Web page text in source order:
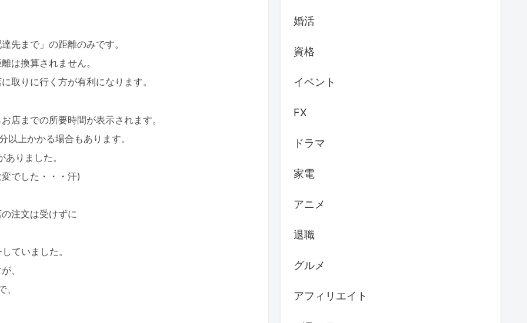
先まで」の距離のみです。
は換算されません。
取りに行く方が有利になります。
店までの所要時間が表示されます。
上かかる場合もあります。
りました。
でした・・・汗)
注文は受けずに
ていました。
、
婚活
資格
イベント
FX
ドラマ
家電
アニメ
退職
グルメ
アフィリエイト